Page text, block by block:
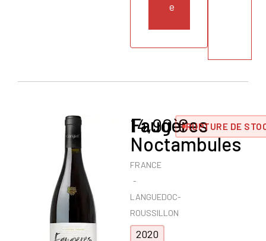
e
Faugères
Noctambules
FRANCE
LANGUEDOC-
ROUSSILLON
2020
14,90€RUPTURE DE